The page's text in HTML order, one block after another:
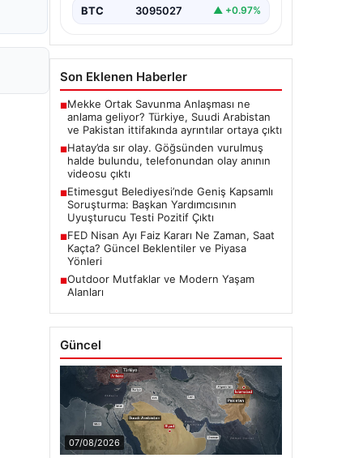
BTC 3095027 ▲ +0.97%
Son Eklenen Haberler
■Mekke Ortak Savunma Anlaşması ne
anlama geliyor? Türkiye, Suudi Arabistan
ve Pakistan ittifakında ayrıntılar ortaya çıktı
■Hatay’da sır olay. Göğsünden vurulmuş
halde bulundu, telefonundan olay anının
videosu çıktı
■Etimesgut Belediyesi’nde Geniş Kapsamlı
Soruşturma: Başkan Yardımcısının
Uyuşturucu Testi Pozitif Çıktı
■FED Nisan Ayı Faiz Kararı Ne Zaman, Saat
Kaçta? Güncel Beklentiler ve Piyasa
Yönleri
■Outdoor Mutfaklar ve Modern Yaşam
Alanları
Güncel
07/08/2026